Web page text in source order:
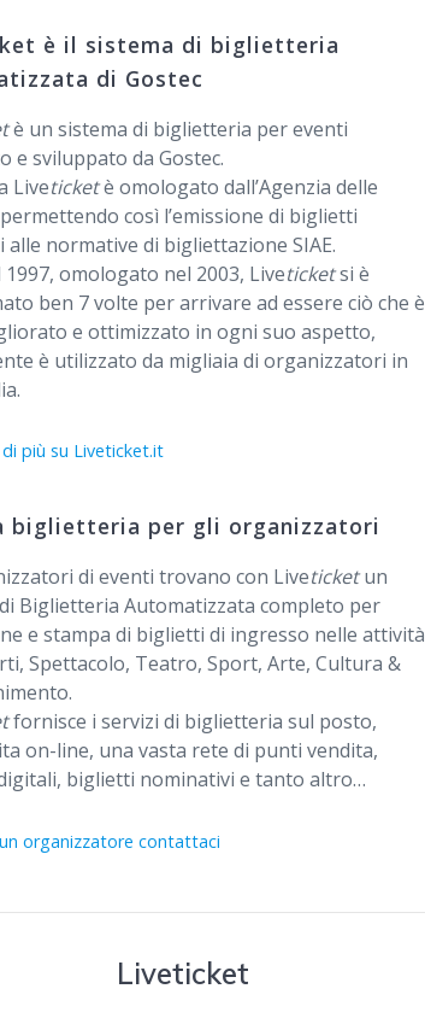
è il sistema di biglietteria
di Gostec
è un sistema di biglietteria per eventi
e sviluppato da Gostec.
Liveticketè omologato dall’Agenzia delle
così l’emissione di biglietti
alle normative di bigliettazione SIAE.
omologato nel 2003, Liveticketsi è
ben 7 volte per arrivare ad essere ciò che è
e ottimizzato in ogni suo aspetto,
è utilizzato da migliaia di organizzatori in
più su Liveticket.it
biglietteria per gli organizzatori
di eventi trovano con Liveticketun
Biglietteria Automatizzata completo per
e stampa di biglietti di ingresso nelle attività
Spettacolo, Teatro, Sport, Arte, Cultura &
fornisce i servizi di biglietteria sul posto,
on-line, una vasta rete di punti vendita,
biglietti nominativi e tanto altro…
organizzatore contattaci
Liveticket